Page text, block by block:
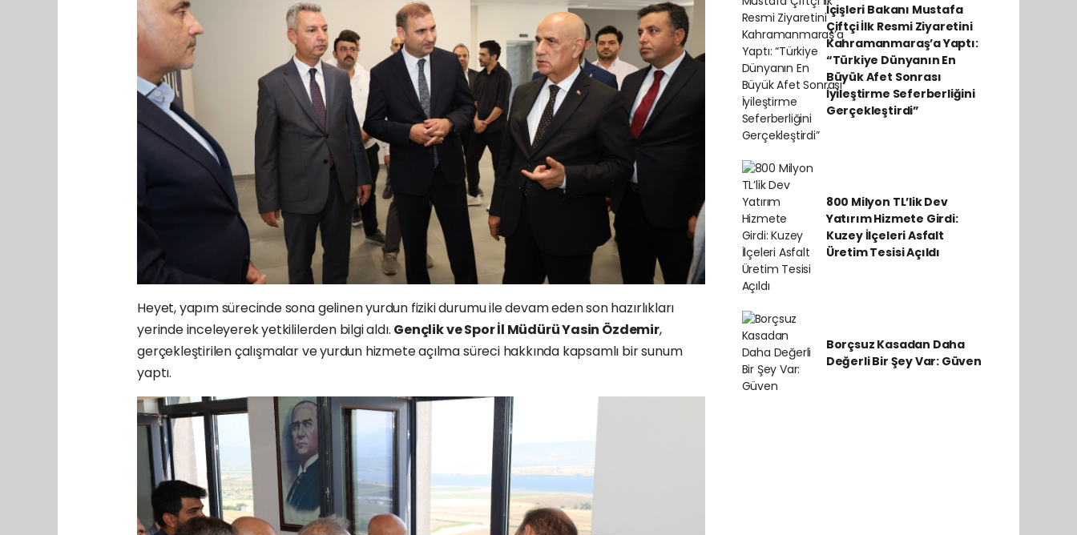
Heyet, yapım sürecinde sona gelinen yurdun fiziki durumu ile devam eden son hazırlıkları
yerinde inceleyerek yetkililerden bilgi aldı. Gençlik ve Spor İl Müdürü Yasin Özdemir,
gerçekleştirilen çalışmalar ve yurdun hizmete açılma süreci hakkında kapsamlı bir sunum
yaptı.
İçişleri Bakanı Mustafa
Çiftçi İlk Resmi Ziyaretini
Kahramanmaraş’a Yaptı:
“Türkiye Dünyanın En
Büyük Afet Sonrası
İyileştirme Seferberliğini
Gerçekleştirdi”
800 Milyon TL’lik Dev
Yatırım Hizmete Girdi:
Kuzey İlçeleri Asfalt
Üretim Tesisi Açıldı
Borçsuz Kasadan Daha
Değerli Bir Şey Var: Güven